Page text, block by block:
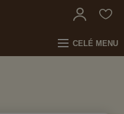
CELÉ MENU